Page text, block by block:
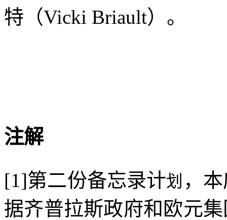
特（Vicki Briault） 。
注解
[1]第二份备忘录计划 ，
据齐普拉斯政府和欧元